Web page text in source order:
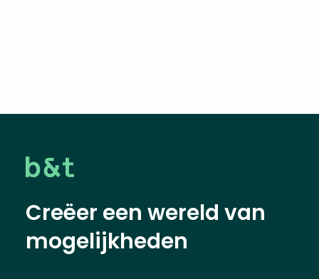
Creëer een wereld van
mogelijkheden